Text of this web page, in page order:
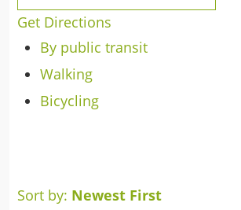
Get Directions
By public transit
Walking
Bicycling
Sort by: Newest First